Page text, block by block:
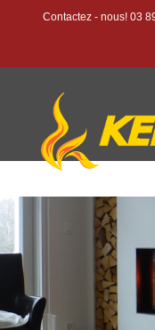
PasserContactez - nous! 03